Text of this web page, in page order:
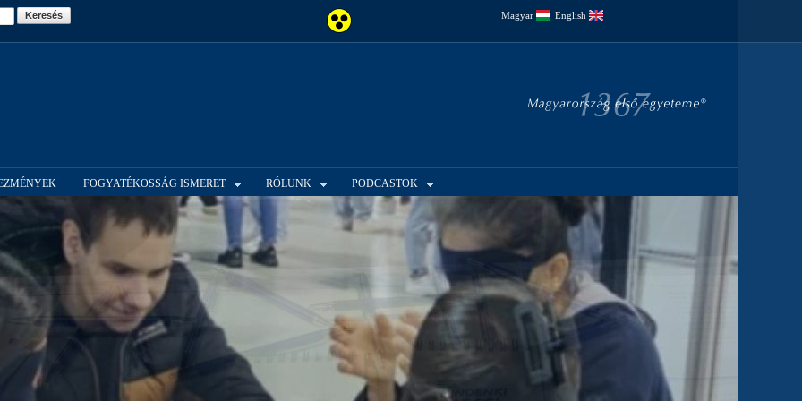
Magyar English
FOGYATÉKOSSÁG ISMERET RÓLUNK PODCASTOK